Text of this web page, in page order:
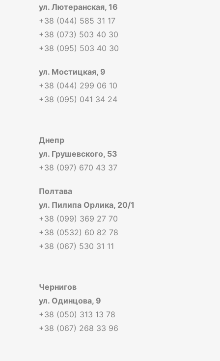
ул. Лютеранская, 16
+38 (044) 585 31 17
+38 (073) 503 40 30
+38 (095) 503 40 30
ул. Мостицкая, 9
+38 (044) 299 06 10
+38 (095) 041 34 24
Днепр
ул. Грушевского, 53
+38 (097) 670 43 37
Полтава
ул. Пилипа Орлика, 20/1
+38 (099) 369 27 70
+38 (0532) 60 82 78
+38 (067) 530 31 11
Чернигов
ул. Одинцова, 9
+38 (050) 313 13 78
+38 (067) 268 33 96